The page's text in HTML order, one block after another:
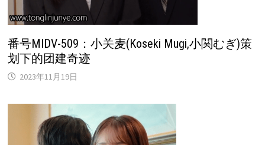
番号MIDV-509：小关麦(Koseki Mugi,小関むぎ)策
划下的团建奇迹
2023年11月19日